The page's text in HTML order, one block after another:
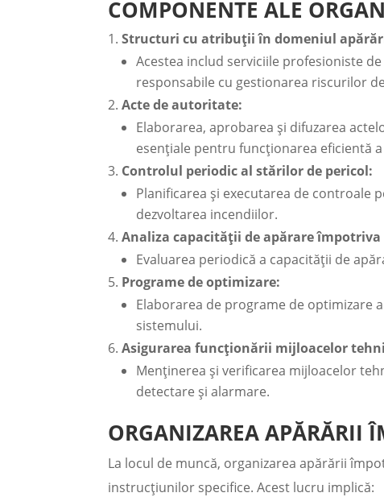
COMPONENTE ALE
Structuri cu atribuții în domeniul
Acestea includ serviciile profesioniste
responsabile cu gestionarea riscurilor
Acte de autoritate:
Elaborarea, aprobarea și difuzarea
esențiale pentru funcționarea eficientă
Controlul periodic al stărilor de pericol:
Planificarea și executarea de controale
dezvoltarea incendiilor.
Analiza capacității de apărare
Evaluarea periodică a capacității de
Programe de optimizare:
Elaborarea de programe de optimizare
sistemului.
Asigurarea funcționării mijloacelor
Menținerea și verificarea mijloacelor
detectare și alarmare.
ORGANIZAREA APĂRĂRII
La locul de muncă, organizarea apărării
instrucțiunilor specifice. Acest lucru implică: